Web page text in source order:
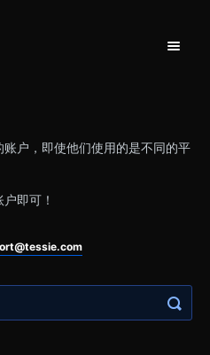
切换导
方式
户，即使他们使用的是不同的平
即可！